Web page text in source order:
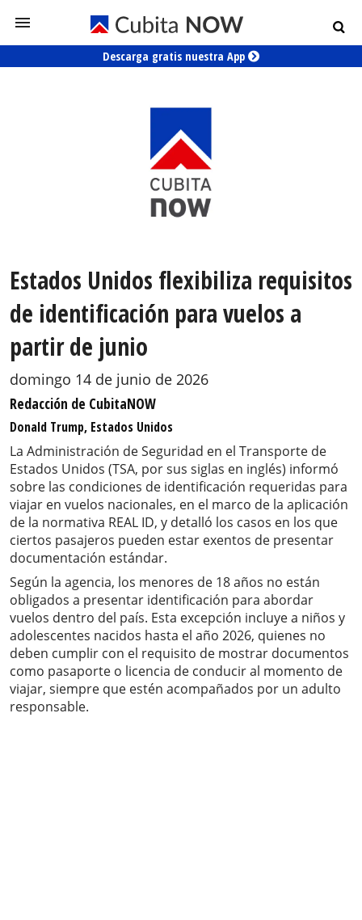
Descarga gratis nuestra App
Estados Unidos flexibiliza requisitos
de identificación para vuelos a
partir de junio
domingo 14 de junio de 2026
Redacción de CubitaNOW
Donald Trump, Estados Unidos
La Administración de Seguridad en el Transporte de
Estados Unidos (TSA, por sus siglas en inglés) informó
sobre las condiciones de identificación requeridas para
viajar en vuelos nacionales, en el marco de la aplicación
de la normativa REAL ID, y detalló los casos en los que
ciertos pasajeros pueden estar exentos de presentar
documentación estándar.
Según la agencia, los menores de 18 años no están
obligados a presentar identificación para abordar
vuelos dentro del país. Esta excepción incluye a niños y
adolescentes nacidos hasta el año 2026, quienes no
deben cumplir con el requisito de mostrar documentos
como pasaporte o licencia de conducir al momento de
viajar, siempre que estén acompañados por un adulto
responsable.